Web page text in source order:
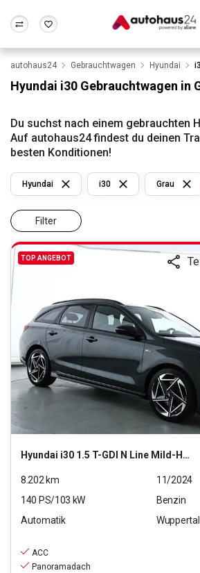
Wir bewerten dein Auto
Alle Fragen &
Rund um die
Frankfurt Wuppertal
autohaus24 Gebrauchtwagen Hyundai
Hyundai i30 Gebrauchtwagen in
Du suchst nach einem gebrauchten
Auf autohaus24 findest du deinen
besten Konditionen!
Filter
Hyundai i30 Grau
TOP ANGEBOT
Hyundai i30 1.5 T-GDI N Line Mild-Hybrid (EURO 6e)(OPF)
8.202km
11/2024
140 PS/103 kW
Benzin
Automatik
Wuppertal
ACC
Panoramadach